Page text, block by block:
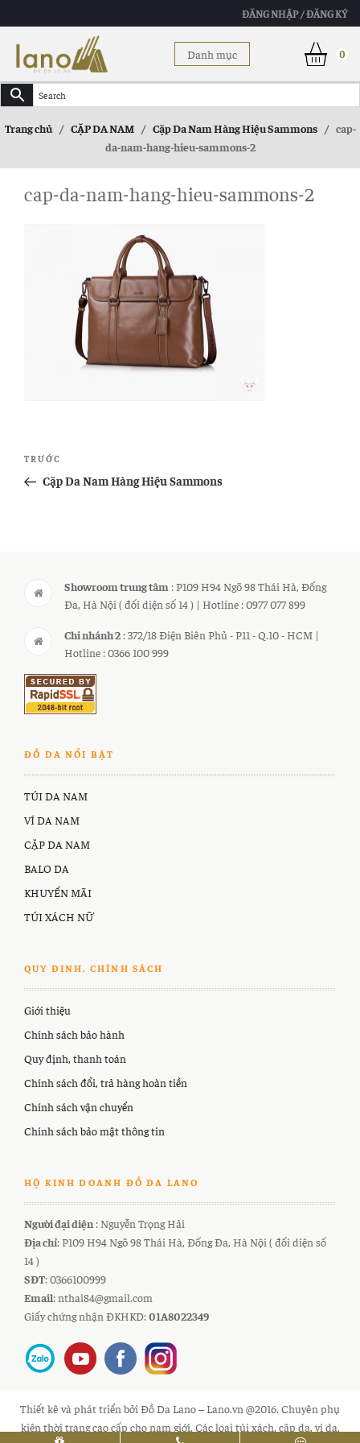
ĐĂNG NHẬP / ĐĂNG KÝ
Danh mục 0
Trang chủ / CẶP DA NAM / Cặp Da Nam Hàng Hiệu Sammons / cap-
da-nam-hang-hieu-sammons-2
cap-da-nam-hang-hieu-sammons-2
Điều
hướng
Bài
cũ
TRƯỚC
Cặp Da Nam Hàng Hiệu Sammons
Showroom trung tâm : P109 H94 Ngõ 98 Thái Hà, Đống
Đa, Hà Nội ( đối diện số 14 ) | Hotline : 0977 077 899
Chi nhánh 2 : 372/18 Điện Biên Phủ - P11 - Q.10 - HCM |
Hotline : 0366 100 999
ĐỒ DA NỔI BẬT
TÚI DA NAM
VÍ DA NAM
CẶP DA NAM
BALO DA
KHUYẾN MÃI
TÚI XÁCH NỮ
QUY ĐINH, CHÍNH SÁCH
Giới thiệu
Chính sách bảo hành
Quy định, thanh toán
Chính sách đổi, trả hàng hoàn tiền
Chính sách vận chuyển
Chính sách bảo mật thông tin
HỘ KINH DOANH ĐỒ DA LANO
Người đại diện : Nguyễn Trọng Hải
Địa chỉ: P109 H94 Ngõ 98 Thái Hà, Đống Đa, Hà Nội ( đối diện số
14 )
SĐT: 0366100999
Email: nthai84@gmail.com
Giấy chứng nhận ĐKHKD:01A8022349
Thiết kê và phát triển bởi Đồ Da Lano – Lano.vn @2016. Chuyên phụ
kiện thời trang cao cấp cho nam giới. Các loại túi xách, cặp da, ví da,